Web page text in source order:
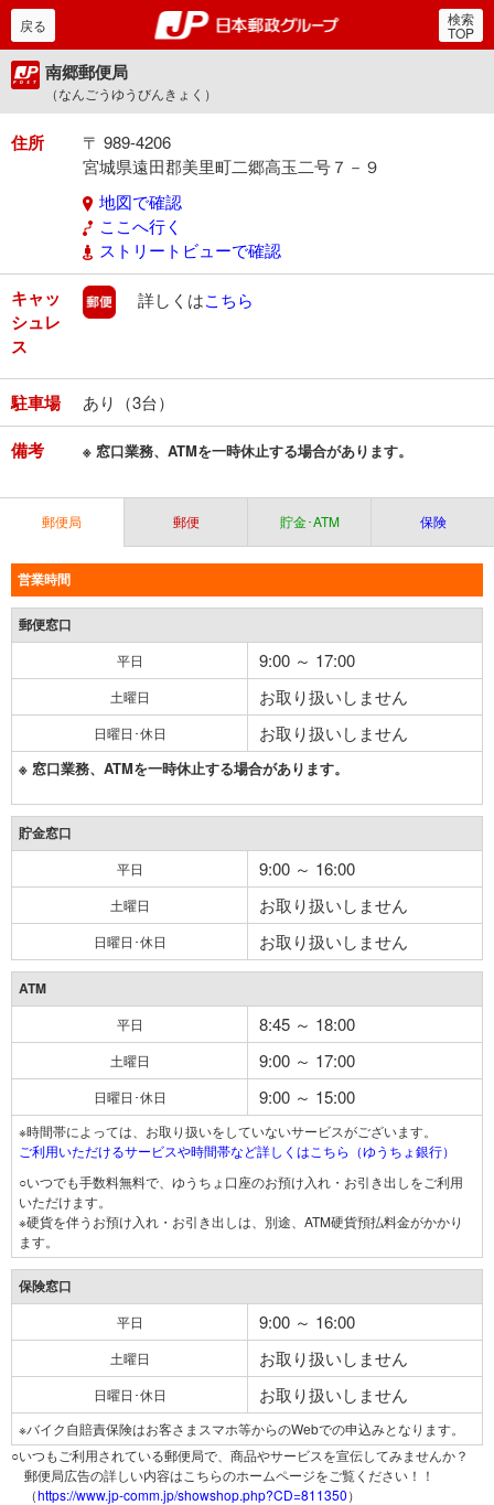
郵便局・日本郵政グルー
戻る 検索
TOP
南郷郵便局
（なんごうゆうびんきょく）
住所
〒 989-4206
宮城県遠田郡美里町二郷高玉二号７－９
地図で確認
ここへ行く
ストリートビューで確認
キャッ
シュレ
ス
郵便
詳しくはこちら
駐車場 あり（3台）
備考 ※ 窓口業務、ATMを一時休止する場合があります。
郵便局 郵便 貯金･ATM 保険
営業時間
郵便窓口
平日 9:00 ～ 17:00
土曜日 お取り扱いしません
日曜日･休日 お取り扱いしません
※ 窓口業務、ATMを一時休止する場合があります。
貯金窓口
平日 9:00 ～ 16:00
土曜日 お取り扱いしません
日曜日･休日 お取り扱いしません
ATM
平日 8:45 ～ 18:00
土曜日 9:00 ～ 17:00
日曜日･休日 9:00 ～ 15:00
※時間帯によっては、お取り扱いをしていないサービスがございます。
ご利用いただけるサービスや時間帯など詳しくはこちら（ゆうちょ銀行）
○いつでも手数料無料で、ゆうちょ口座のお預け入れ・お引き出しをご利用
いただけます。
※硬貨を伴うお預け入れ・お引き出しは、別途、ATM硬貨預払料金がかかり
ます。
保険窓口
平日 9:00 ～ 16:00
土曜日 お取り扱いしません
日曜日･休日 お取り扱いしません
※バイク自賠責保険はお客さまスマホ等からのWebでの申込みとなります。
○いつもご利用されている郵便局で、商品やサービスを宣伝してみませんか？
郵便局広告の詳しい内容はこちらのホームページをご覧ください！！
（https://www.jp-comm.jp/showshop.php?CD=811350）